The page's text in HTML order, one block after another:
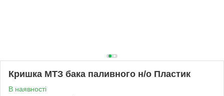
Кришка МТЗ бака паливного н/о Пластик
В наявності